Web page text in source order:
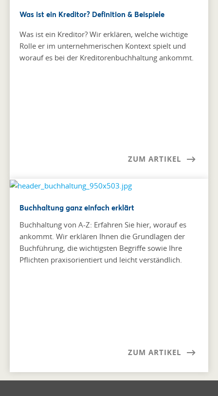
Was ist ein Kreditor? Definition & Beispiele
Was ist ein Kreditor? Wir erklären, welche wichtige
Rolle er im unternehmerischen Kontext spielt und
worauf es bei der Kreditorenbuchhaltung ankommt.
ZUM ARTIKEL
Buchhaltung ganz einfach erklärt
Buchhaltung von A-Z: Erfahren Sie hier, worauf es
ankommt. Wir erklären Ihnen die Grundlagen der
Buchführung, die wichtigsten Begriffe sowie Ihre
Pflichten praxisorientiert und leicht verständlich.
ZUM ARTIKEL